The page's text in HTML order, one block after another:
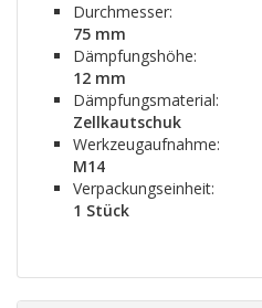
Durchmesser:
75 mm
Dämpfungshöhe:
12 mm
Dämpfungsmaterial:
Zellkautschuk
Werkzeugaufnahme:
M14
Verpackungseinheit:
1 Stück